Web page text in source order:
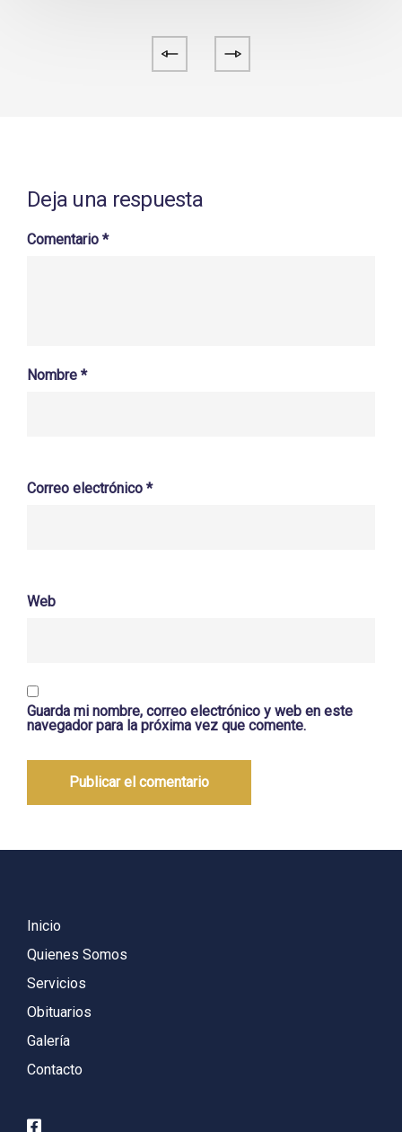
Deja una respuesta
Comentario *
Nombre *
Correo electrónico *
Web
Guarda mi nombre, correo electrónico y web en este
navegador para la próxima vez que comente.
Inicio
Quienes Somos
Servicios
Obituarios
Galería
Contacto